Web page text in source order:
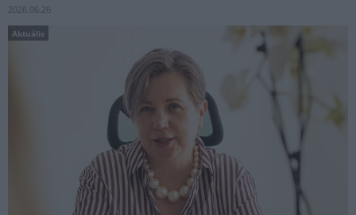
2026.06.26
Aktuális